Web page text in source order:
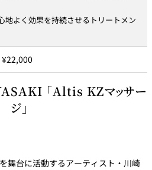
地よく効果を持続させるトリートメン
¥22,000
「Altis KZマッサー
ジ」
舞台に活動するアーティスト・川崎